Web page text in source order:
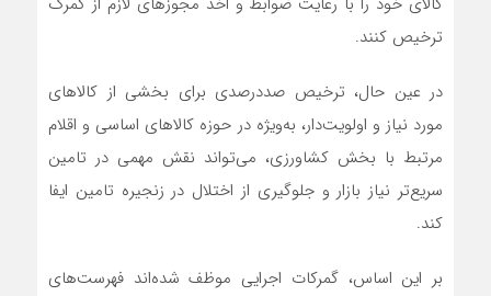
ترخیص کنند.
در عین حال، ترخیص صددرصدی برای بخشی از کالاهای
مورد نیاز و اولویت‌دار، به‌ویژه در حوزه کالاهای اساسی و اقلام
مرتبط با بخش کشاورزی، می‌تواند نقش مهمی در تامین
سریع‌تر نیاز بازار و جلوگیری از اختلال در زنجیره تامین ایفا
کند.
بر این اساس، گمرکات اجرایی موظف شده‌اند فهرست‌های